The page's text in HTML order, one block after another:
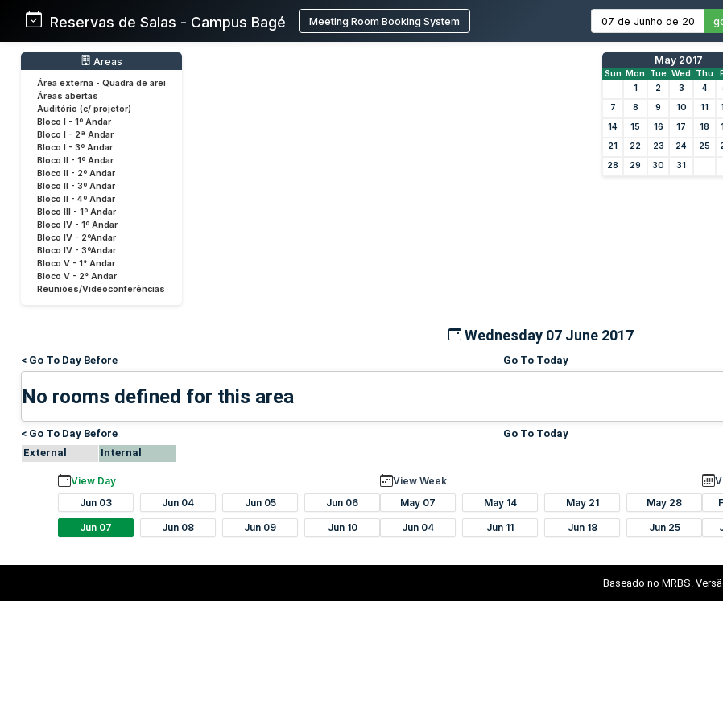
Reservas de Salas - Campus Bagé Meeting Room Booking System
Areas
Área externa - Quadra de arei
Áreas abertas
Auditório (c/ projetor)
Bloco I - 1º Andar
Bloco I - 2ª Andar
Bloco I - 3º Andar
Bloco II - 1º Andar
Bloco II - 2º Andar
Bloco II - 3º Andar
Bloco II - 4º Andar
Bloco III - 1º Andar
Bloco IV - 1º Andar
Bloco IV - 2ºAndar
Bloco IV - 3ºAndar
Bloco V - 1° Andar
Bloco V - 2° Andar
Reuniões/Videoconferências
May 2017
Sun Mon Tue Wed Thu
1
2 3 4
7
8 9 10 11
14
15 16 17 18
21
22 23 24 25
28
29 30 31
Wednesday 07 June 2017
< Go To Day Before Go To Today
No rooms defined for this area
< Go To Day Before Go To Today
External
Internal
View Day
Jun 03
Jun 04 Jun 05 Jun 06
Jun 07 Jun 08 Jun 09 Jun 10
View Week
May 07
May 14 May 21 May 28
Jun 04 Jun 11 Jun 18 Jun 25
Baseado no MRBS.